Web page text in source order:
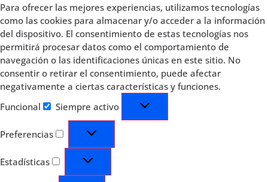
Para ofrecer las mejores experiencias, utilizamos tecnologías
como las cookies para almacenar y/o acceder a la información
del dispositivo. El consentimiento de estas tecnologías nos
permitirá procesar datos como el comportamiento de
navegación o las identificaciones únicas en este sitio. No
consentir o retirar el consentimiento, puede afectar
negativamente a ciertas características y funciones.
Funcional
Siempre activo
Preferencias
Estadísticas